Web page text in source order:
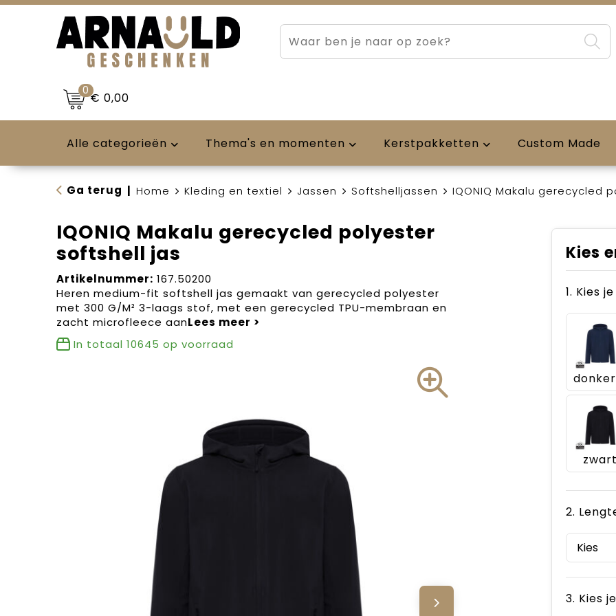
0€ 0,00
Alle categorieën Thema's en momenten Kerstpakketten Custom Made
Ga terug Home Kleding en textiel Jassen Softshelljassen IQONIQ Makalu gerecycled
IQONIQ Makalu gerecycled polyester
softshell jas
Artikelnummer: 167.50200
Heren medium-fit softshell jas gemaakt van gerecycled polyester
met 300 G/M² 3-laags stof, met een gerecycled TPU-membraan en
zacht microfleece aan
In totaal 10645 op voorraad
Kies
1. Kies
zwart
2.
3. Kies